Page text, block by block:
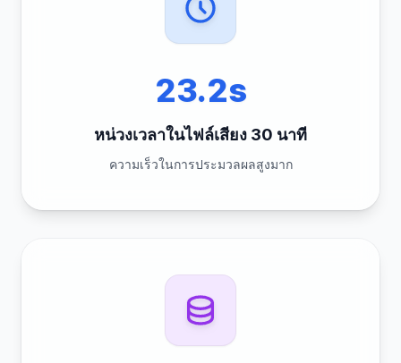
23.2s
หน่วงเวลาในไฟล์เสียง 30 นาที
ความเร็วในการประมวลผลสูงมาก